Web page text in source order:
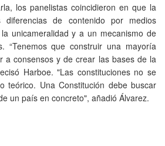
los panelistas coincidieron en que la
de contenido por medios
unicameralidad y a un mecanismo de
“Tenemos que construir una mayoría
a consensos y de crear las bases de la
Harboe. "Las constituciones no se
teórico. Una Constitución debe buscar
un país en concreto", añadió Álvarez.